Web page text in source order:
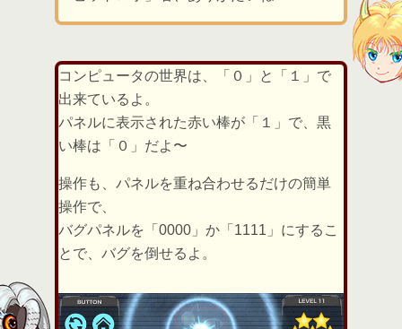
コンピュータの世界は、「０」と「１」で
出来ているよ。
パネルに表示された赤い棒が「１」で、黒
い棒は「０」だよ〜
操作も、パネルを重ね合わせるだけの簡単
操作で、
バグパネルを「0000」か「1111」にするこ
とで、バグを倒せるよ。